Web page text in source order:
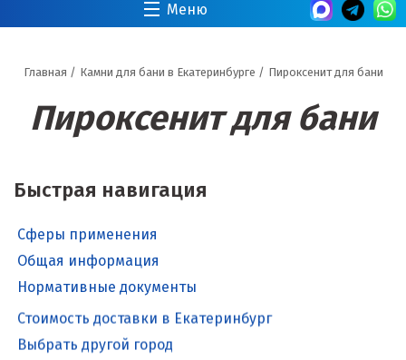
Меню
Главная / Камни для бани в Екатеринбурге / Пироксенит для бани
Пироксенит для бани
Быстрая навигация
Сферы применения
Общая информация
Нормативные документы
Стоимость доставки в Екатеринбург
Выбрать другой город